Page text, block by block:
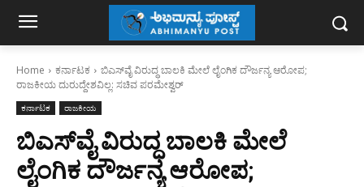
Home ಕರ್ನಾಟಕ
ಬಿಎಸ್‌ವೈ ವಿರುದ್ಧ ಬಾಲಕಿ ಮೇಲೆ ಲೈಂಗಿಕ ದೌರ್ಜನ್ಯ ಆರೋಪ;
ರಾಜಕೀಯ ದುರುದ್ದೇಶವಿಲ್ಲ: ಸಚಿವ ಪರಮೇಶ್ವರ್‌
ಕರ್ನಾಟಕ ರಾಜಕೀಯ
ಬಿಎಸ್‌ವೈ ವಿರುದ್ಧ ಬಾಲಕಿ ಮೇಲೆ
ಲೈಂಗಿಕ ದೌರ್ಜನ್ಯ ಆರೋಪ;